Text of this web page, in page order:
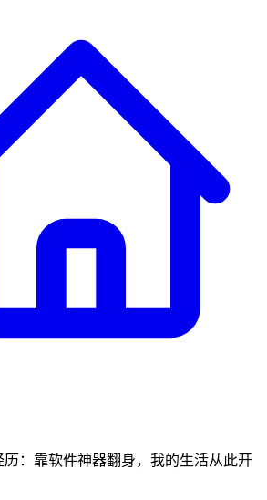
历：靠软件神器翻身，我的生活从此开